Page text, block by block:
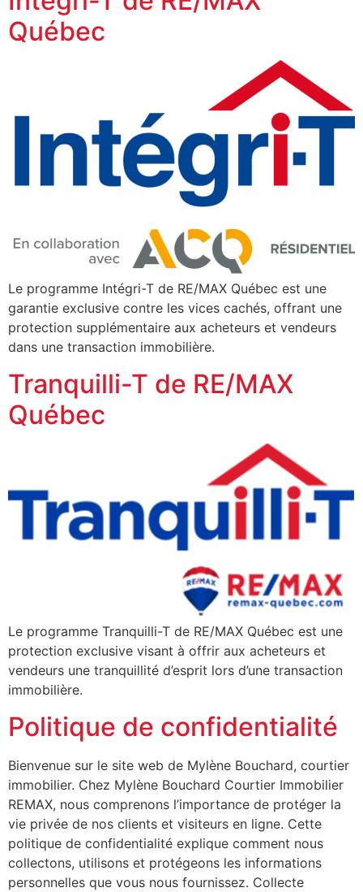
Québec
Le programme Intégri-T de RE/MAX Québec est une
garantie exclusive contre les vices cachés, offrant une
protection supplémentaire aux acheteurs et vendeurs
dans une transaction immobilière.
Tranquilli-T de RE/MAX
Québec
Le programme Tranquilli-T de RE/MAX Québec est une
protection exclusive visant à offrir aux acheteurs et
vendeurs une tranquillité d’esprit lors d’une transaction
immobilière.
Politique de confidentialité
Bienvenue sur le site web de Mylène Bouchard, courtier
immobilier. Chez Mylène Bouchard Courtier Immobilier
REMAX, nous comprenons l’importance de protéger la
vie privée de nos clients et visiteurs en ligne. Cette
politique de confidentialité explique comment nous
collectons, utilisons et protégeons les informations
personnelles que vous nous fournissez. Collecte